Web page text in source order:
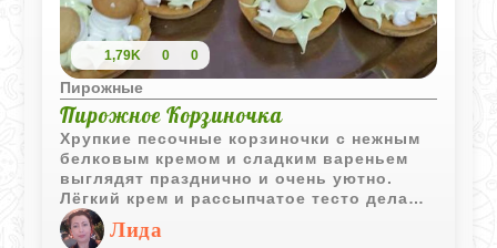
1,79K 0 0
Пирожные
Пирожное Корзиночка
Хрупкие песочные корзиночки с нежным
белковым кремом и сладким вареньем
выглядят празднично и очень уютно.
Лёгкий крем и рассыпчатое тесто делают
это пирожное настоящей классикой
домашней выпечки.
Лида